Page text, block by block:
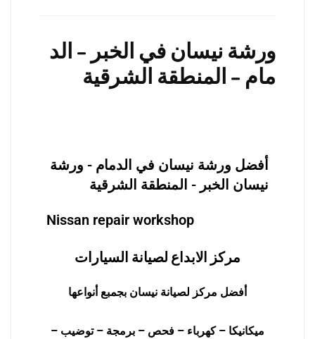
ورشة نيسان في الخبر – الد
مام – المنطقة الشرقية
أفضل ورشة نيسان في الدمام - ورشة
نيسان الخبر - المنطقة الشرقية
Nissan repair workshop
مركز الابداع لصيانة السيارات
أفضل مركز لصيانة نيسان بجمبع أنواعها
ميكانيكا – كهرباء – فحص – برمجة – توضيب –